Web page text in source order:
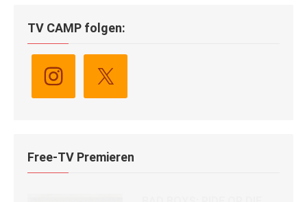
TV CAMP folgen:
Free-TV Premieren